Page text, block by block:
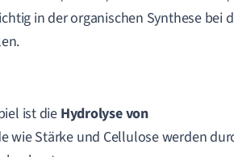
in der organischen Synthese bei
ist die Hydrolyse von
wie Stärke und Cellulose werden